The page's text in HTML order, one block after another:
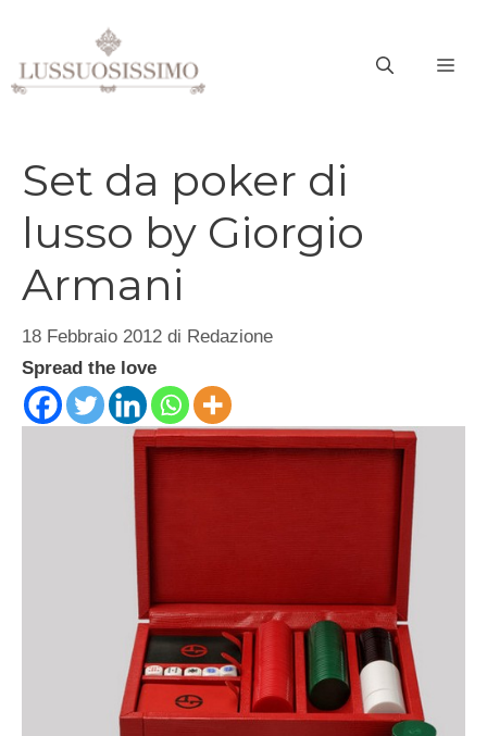
contenuto
Set da poker di
lusso by Giorgio
Armani
18 Febbraio 2012 di Redazione
Spread the love